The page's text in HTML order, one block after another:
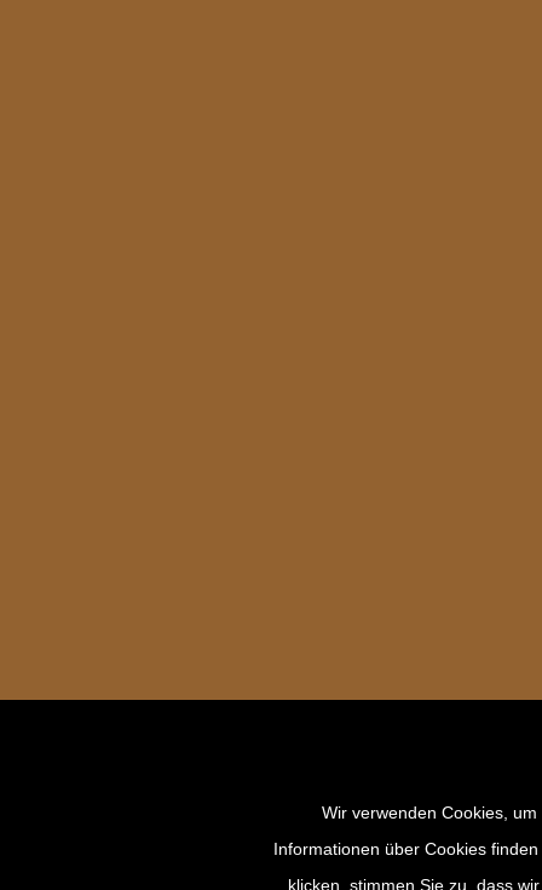
Wir verwenden Cookies,
Informationen über Cookies
klicken, stimmen Sie zu, dass